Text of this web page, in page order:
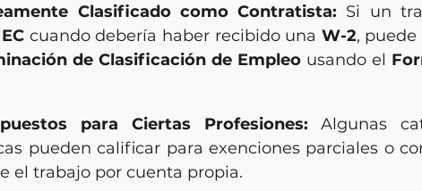
Clasificado como Contratista: Si un
cuando debería haber recibido una W-2,
de Clasificación de Empleo usando el
para Ciertas Profesiones: Algunas
pueden calificar para exenciones parciales o
el trabajo por cuenta propia.